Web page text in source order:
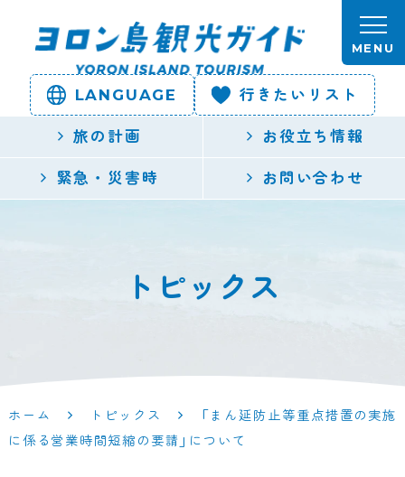
ヨロン島
観光ガイ
ド | 鹿児
端の与論
光サイト
LANGUAGE 行きたいリスト
旅の計画 お役立ち情報
緊急・災害時 お問い合わせ
MENU
トピックス
ホーム トピックス
「まん延防止等重点措置の実施
に係る営業時間短縮の要請」について